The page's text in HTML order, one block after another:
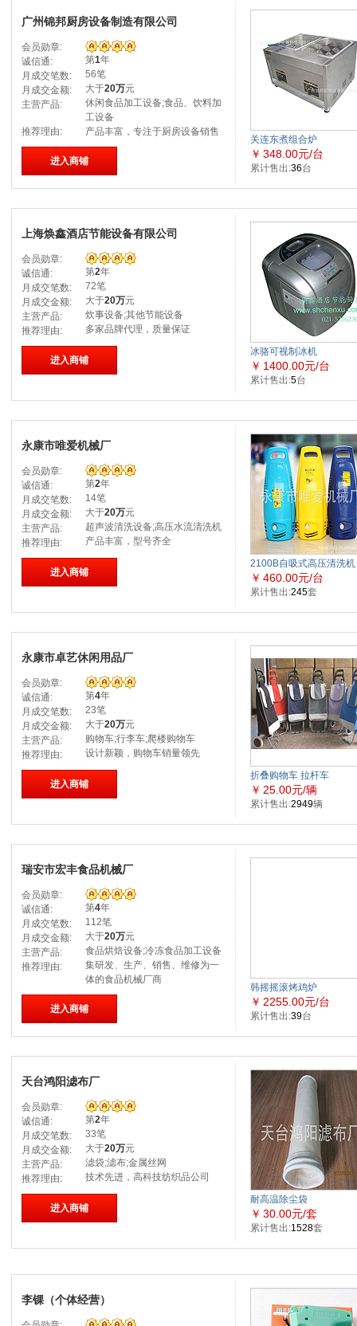
广州锦邦厨房设备制造有限公司
会员勋章:
诚信通:
第1年
月成交笔数:
56笔
月成交金额:
大于20万元
主营产品:
休闲食品加工设备;食品、饮料加
工设备
推荐理由:
产品丰富，专注于厨房设备销售
进入商铺
关连东煮组合炉
￥ 348.00元/台
累计售出:36台
上海焕鑫酒店节能设备有限公司
会员勋章:
诚信通:
第2年
月成交笔数:
72笔
月成交金额:
大于20万元
主营产品:
炊事设备;其他节能设备
推荐理由:
多家品牌代理，质量保证
进入商铺
冰骆可视制冰机
￥ 1400.00元/台
累计售出:5台
永康市唯爱机械厂
会员勋章:
诚信通:
第2年
月成交笔数:
14笔
月成交金额:
大于20万元
主营产品:
超声波清洗设备;高压水流清洗机
推荐理由:
产品丰富，型号齐全
进入商铺
2100B自吸式高压清洗机
￥ 460.00元/台
累计售出:245套
永康市卓艺休闲用品厂
会员勋章:
诚信通:
第4年
月成交笔数:
23笔
月成交金额:
大于20万元
主营产品:
购物车;行李车;爬楼购物车
推荐理由:
设计新颖，购物车销量领先
进入商铺
折叠购物车 拉杆车
￥ 25.00元/辆
累计售出:2949辆
瑞安市宏丰食品机械厂
会员勋章:
诚信通:
第4年
月成交笔数:
112笔
月成交金额:
大于20万元
主营产品:
食品烘焙设备;冷冻食品加工设备
推荐理由:
集研发、生产、销售、维修为一
体的食品机械厂商
进入商铺
韩摇摇滚烤鸡炉
￥ 2255.00元/台
累计售出:39台
天台鸿阳滤布厂
会员勋章:
诚信通:
第2年
月成交笔数:
33笔
月成交金额:
大于20万元
主营产品:
滤袋;滤布;金属丝网
推荐理由:
技术先进，高科技纺织品公司
进入商铺
耐高温除尘袋
￥ 30.00元/套
累计售出:1528套
李锞（个体经营）